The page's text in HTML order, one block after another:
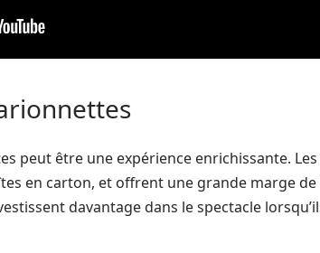
peut être une expérience enrichissante.
en carton, et offrent une grande marge
davantage dans le spectacle